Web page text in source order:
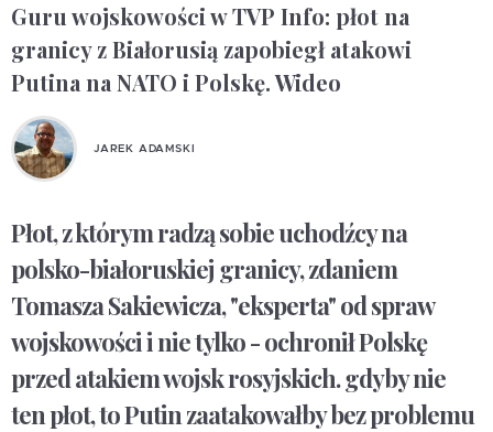
Guru wojskowości w TVP Info: płot na
granicy z Białorusią zapobiegł atakowi
Putina na NATO i Polskę. Wideo
JAREK ADAMSKI
Płot, z którym radzą sobie uchodźcy na
polsko-białoruskiej granicy, zdaniem
Tomasza Sakiewicza, "eksperta" od spraw
wojskowości i nie tylko - ochronił Polskę
przed atakiem wojsk rosyjskich. gdyby nie
ten płot, to Putin zaatakowałby bez problemu